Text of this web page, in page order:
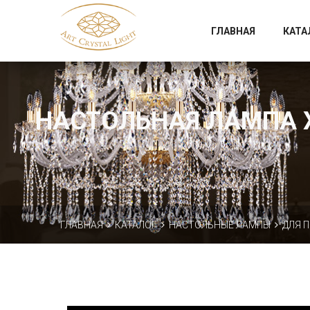
Официальный магазин фабрики Art Crystal Light
ГЛАВНАЯ
НАСТОЛЬНАЯ ЛАМПА
ГЛАВНАЯ КАТАЛОГ НАСТОЛЬНЫЕ ЛАМПЫ ДЛЯ